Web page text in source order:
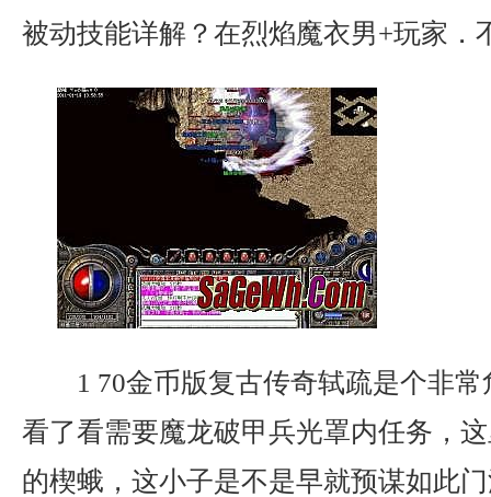
被动技能详解？在烈焰魔衣男+玩家．
1 70金币版复古传奇轼疏是个非
看了看需要魔龙破甲兵光罩内任务，
的楔蛾，这小子是不是早就预谋如此